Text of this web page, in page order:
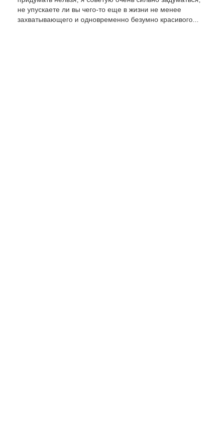
не упускаете ли вы чего-то еще в жизни не менее
захватывающего и одновременно безумно красивого...